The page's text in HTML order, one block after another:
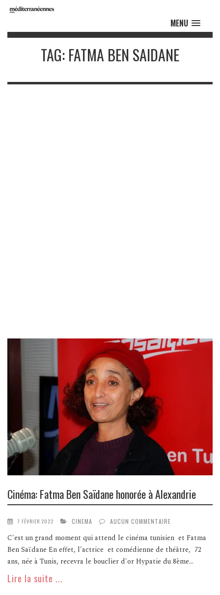
MENU
TAG: FATMA BEN SAIDANE
Cinéma: Fatma Ben Saïdane honorée à Alexandrie
7 FÉVRIER 2022 CINEMA AUCUN COMMENTAIRE
C'est un grand moment qui attend le cinéma tunisien et Fatma
Ben Saïdane En effet, l'actrice et comédienne de théâtre, 72
ans, née à Tunis, recevra le bouclier d'or Hypatie du 8ème...
Lire la suite ...